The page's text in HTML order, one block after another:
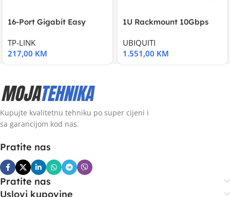
16-Port Gigabit Easy
TP-LINK
217,00 KM
1U Rackmount 10Gbps
UBIQUITI
1.551,00 KM
Kupujte kvalitetnu tehniku po super cijeni i
sa garancijom kod nas.
Pratite nas
Pratite nas
Uslovi kupovine